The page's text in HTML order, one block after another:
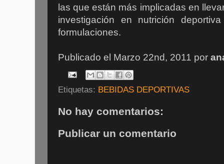
las que están más implicadas en
investigación en nutrición
formulaciones.
Publicado el Marzo 22nd, 2011 por
Etiquetas: BEBIDAS DEPORTIVAS
No hay comentarios:
Publicar un comentario